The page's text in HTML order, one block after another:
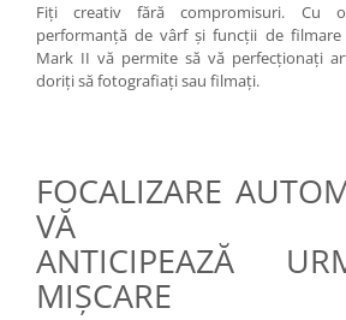
Fiţi creativ fără compromisuri. Cu
performanţă de vârf şi funcţii de filmare
Mark II vă permite să vă perfecţionaţi
doriţi să fotografiaţi sau filmaţi.
FOCALIZARE
VĂ
ANTICIPEAZĂ
MIŞCARE